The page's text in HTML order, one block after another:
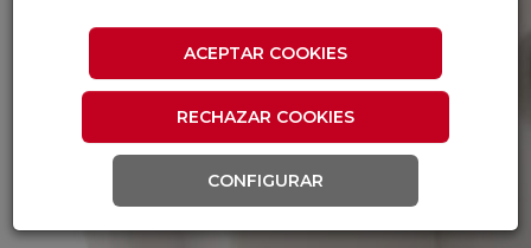
ACEPTAR COOKIES
RECHAZAR COOKIES
CONFIGURAR